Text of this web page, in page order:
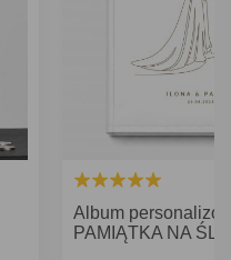
Album
PAMIĄTKA NA